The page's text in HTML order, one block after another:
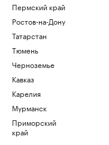
Пермский край
Ростов-на-Дону
Татарстан
Тюмень
Черноземье
Кавказ
Карелия
Мурманск
Приморский
край